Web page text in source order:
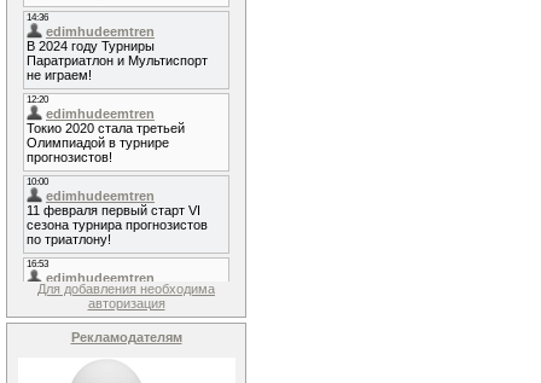
Для добавления необходима
авторизация
Рекламодателям